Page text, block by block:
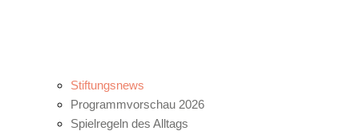
Stiftungsnews
Programmvorschau 2026
Spielregeln des Alltags